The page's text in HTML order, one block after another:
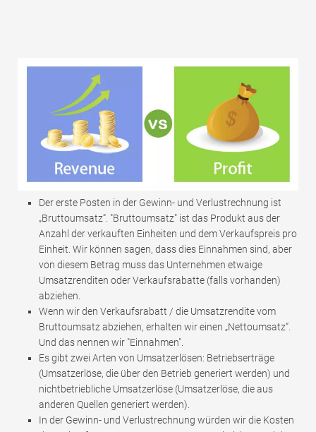
Der erste Posten in der Gewinn- und Verlustrechnung ist
„Bruttoumsatz“. "Bruttoumsatz" ist das Produkt aus der
Anzahl der verkauften Einheiten und dem Verkaufspreis pro
Einheit. Wir können sagen, dass dies Einnahmen sind, aber
von diesem Betrag muss das Unternehmen etwaige
Umsatzrenditen oder Verkaufsrabatte (falls vorhanden)
abziehen.
Wenn wir den Verkaufsrabatt / die Umsatzrendite vom
Bruttoumsatz abziehen, erhalten wir einen „Nettoumsatz“.
Und das nennen wir "Einnahmen".
Es gibt zwei Arten von Umsatzerlösen: Betriebserträge
(Umsatzerlöse, die über den Betrieb generiert werden) und
nichtbetriebliche Umsatzerlöse (Umsatzerlöse, die aus
anderen Quellen generiert werden).
In der Gewinn- und Verlustrechnung würden wir die Kosten